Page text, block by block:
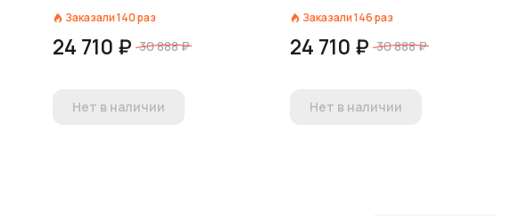
Заказали140раз
24 710 ₽ 30 888 ₽
Нет в наличии
Заказали146раз
24 710 ₽ 30 888 ₽
Нет в наличии